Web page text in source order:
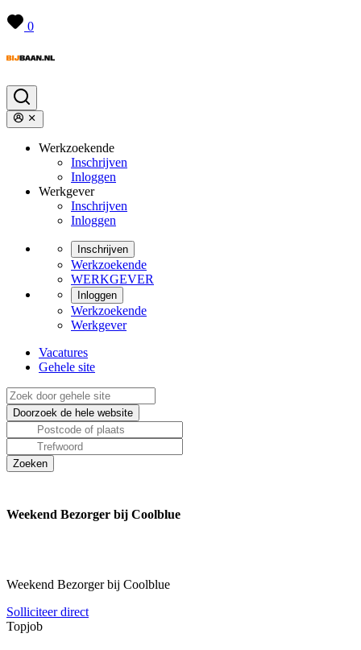
0
Werkzoekende
Inschrijven
Inloggen
Werkgever
Inschrijven
Inloggen
Inschrijven
Werkzoekende
WERKGEVER
Inloggen
Werkzoekende
Werkgever
Vacatures
Gehele site
Weekend Bezorger bij Coolblue
Weekend Bezorger bij Coolblue
Solliciteer direct
Topjob